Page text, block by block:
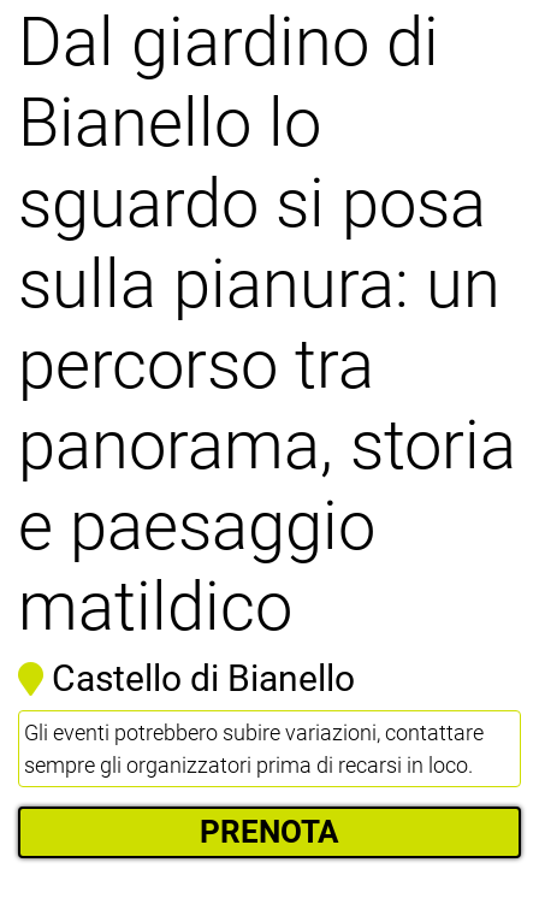
Dal giardino di
Bianello lo
sguardo si posa
sulla pianura: un
percorso tra
panorama, storia
e paesaggio
matildico
Castello di Bianello
Gli eventi potrebbero subire variazioni, contattare
sempre gli organizzatori prima di recarsi in loco.
PRENOTA